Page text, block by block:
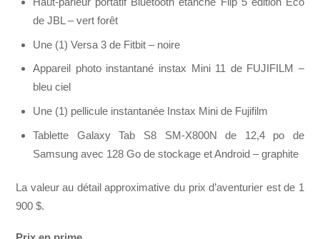
de JBL – vert forêt
Une (1) Versa 3 de Fitbit – noire
Appareil photo instantané instax Mini 11 de FUJIFILM –
bleu ciel
Une (1) pellicule instantanée Instax Mini de Fujifilm
Tablette Galaxy Tab S8 SM-X800N de 12,4 po de
Samsung avec 128 Go de stockage et Android – graphite
La valeur au détail approximative du prix d’aventurier est de 1
900 $.